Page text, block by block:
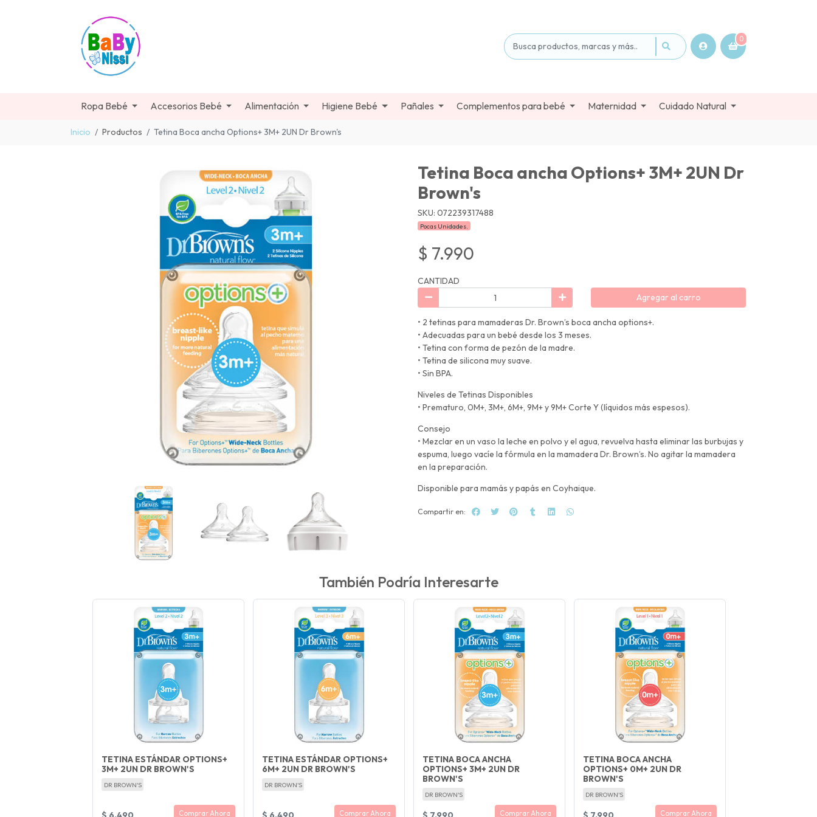
0
Ropa Bebé Accesorios Bebé Alimentación Higiene Bebé Pañales Complementos para bebé Maternidad Cuidado Natural
Inicio Productos Tetina Boca ancha Options+ 3M+ 2UN Dr Brown's
Tetina Boca ancha Options+ 3M+ 2UN Dr
Brown's
SKU: 072239317488
Pocas Unidades.
$ 7.990
CANTIDAD
Agregar al carro
• 2 tetinas para mamaderas Dr. Brown’s boca ancha options+.
• Adecuadas para un bebé desde los 3 meses.
• Tetina con forma de pezón de la madre.
• Tetina de silicona muy suave.
• Sin BPA.
Niveles de Tetinas Disponibles
• Prematuro, 0M+, 3M+, 6M+, 9M+ y 9M+ Corte Y (líquidos más espesos).
Consejo
• Mezclar en un vaso la leche en polvo y el agua, revuelva hasta eliminar las burbujas y
espuma, luego vacíe la fórmula en la mamadera Dr. Brown’s. No agitar la mamadera
en la preparación.
Disponible para mamás y papás en Coyhaique.
Compartir en:
También Podría Interesarte
TETINA ESTÁNDAR OPTIONS+
3M+ 2UN DR BROWN'S
DR BROWN'S
Comprar Ahora
TETINA ESTÁNDAR OPTIONS+
6M+ 2UN DR BROWN'S
DR BROWN'S
Comprar Ahora
TETINA BOCA ANCHA
OPTIONS+ 3M+ 2UN DR
BROWN'S
DR BROWN'S
Comprar Ahora
TETINA BOCA ANCHA
OPTIONS+ 0M+ 2UN DR
BROWN'S
DR BROWN'S
Comprar Ahora